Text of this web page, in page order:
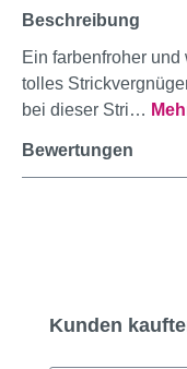
Beschreibung
Ein farbenfroher
tolles
bei dieser Stri…
Bewertungen
Produktgalerie
Kunden